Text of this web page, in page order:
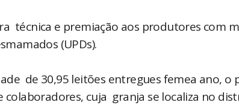
técnica e premiação aos produtores com
(UPDs).
de 30,95 leitões entregues femea ano,
colaboradores, cuja granja se localiza no